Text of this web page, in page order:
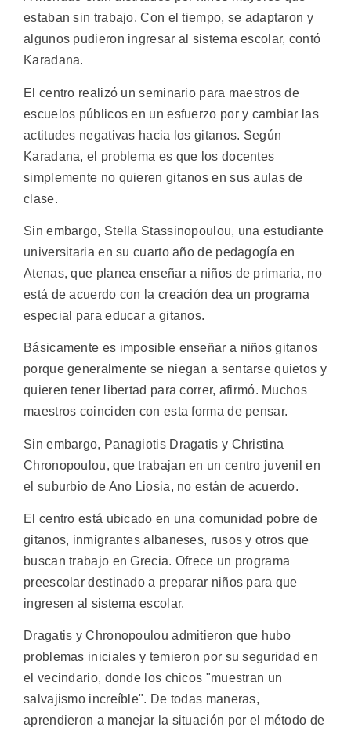
estaban sin trabajo. Con el tiempo, se adaptaron y
algunos pudieron ingresar al sistema escolar, contó
Karadana.
El centro realizó un seminario para maestros de
escuelos públicos en un esfuerzo por y cambiar las
actitudes negativas hacia los gitanos. Según
Karadana, el problema es que los docentes
simplemente no quieren gitanos en sus aulas de
clase.
Sin embargo, Stella Stassinopoulou, una estudiante
universitaria en su cuarto año de pedagogía en
Atenas, que planea enseñar a niños de primaria, no
está de acuerdo con la creación dea un programa
especial para educar a gitanos.
Básicamente es imposible enseñar a niños gitanos
porque generalmente se niegan a sentarse quietos y
quieren tener libertad para correr, afirmó. Muchos
maestros coinciden con esta forma de pensar.
Sin embargo, Panagiotis Dragatis y Christina
Chronopoulou, que trabajan en un centro juvenil en
el suburbio de Ano Liosia, no están de acuerdo.
El centro está ubicado en una comunidad pobre de
gitanos, inmigrantes albaneses, rusos y otros que
buscan trabajo en Grecia. Ofrece un programa
preescolar destinado a preparar niños para que
ingresen al sistema escolar.
Dragatis y Chronopoulou admitieron que hubo
problemas iniciales y temieron por su seguridad en
el vecindario, donde los chicos "muestran un
salvajismo increíble". De todas maneras,
aprendieron a manejar la situación por el método de